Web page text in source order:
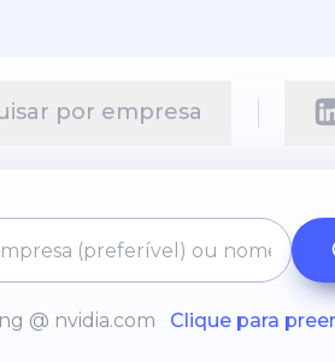
por empresa
@ nvidia.com Clique para